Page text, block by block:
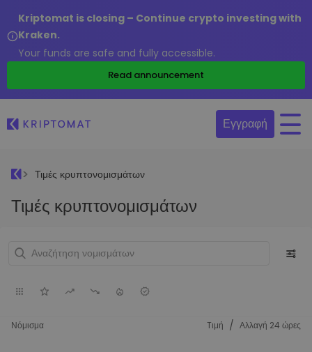
Kriptomat is closing – Continue crypto investing with
Kraken.
Your funds are safe and fully accessible.
Read announcement
Εγγραφή
Τιμές κρυπτονομισμάτων
Τιμές κρυπτονομισμάτων
Νόμισμα Tιμή / Αλλαγή 24 ώρες